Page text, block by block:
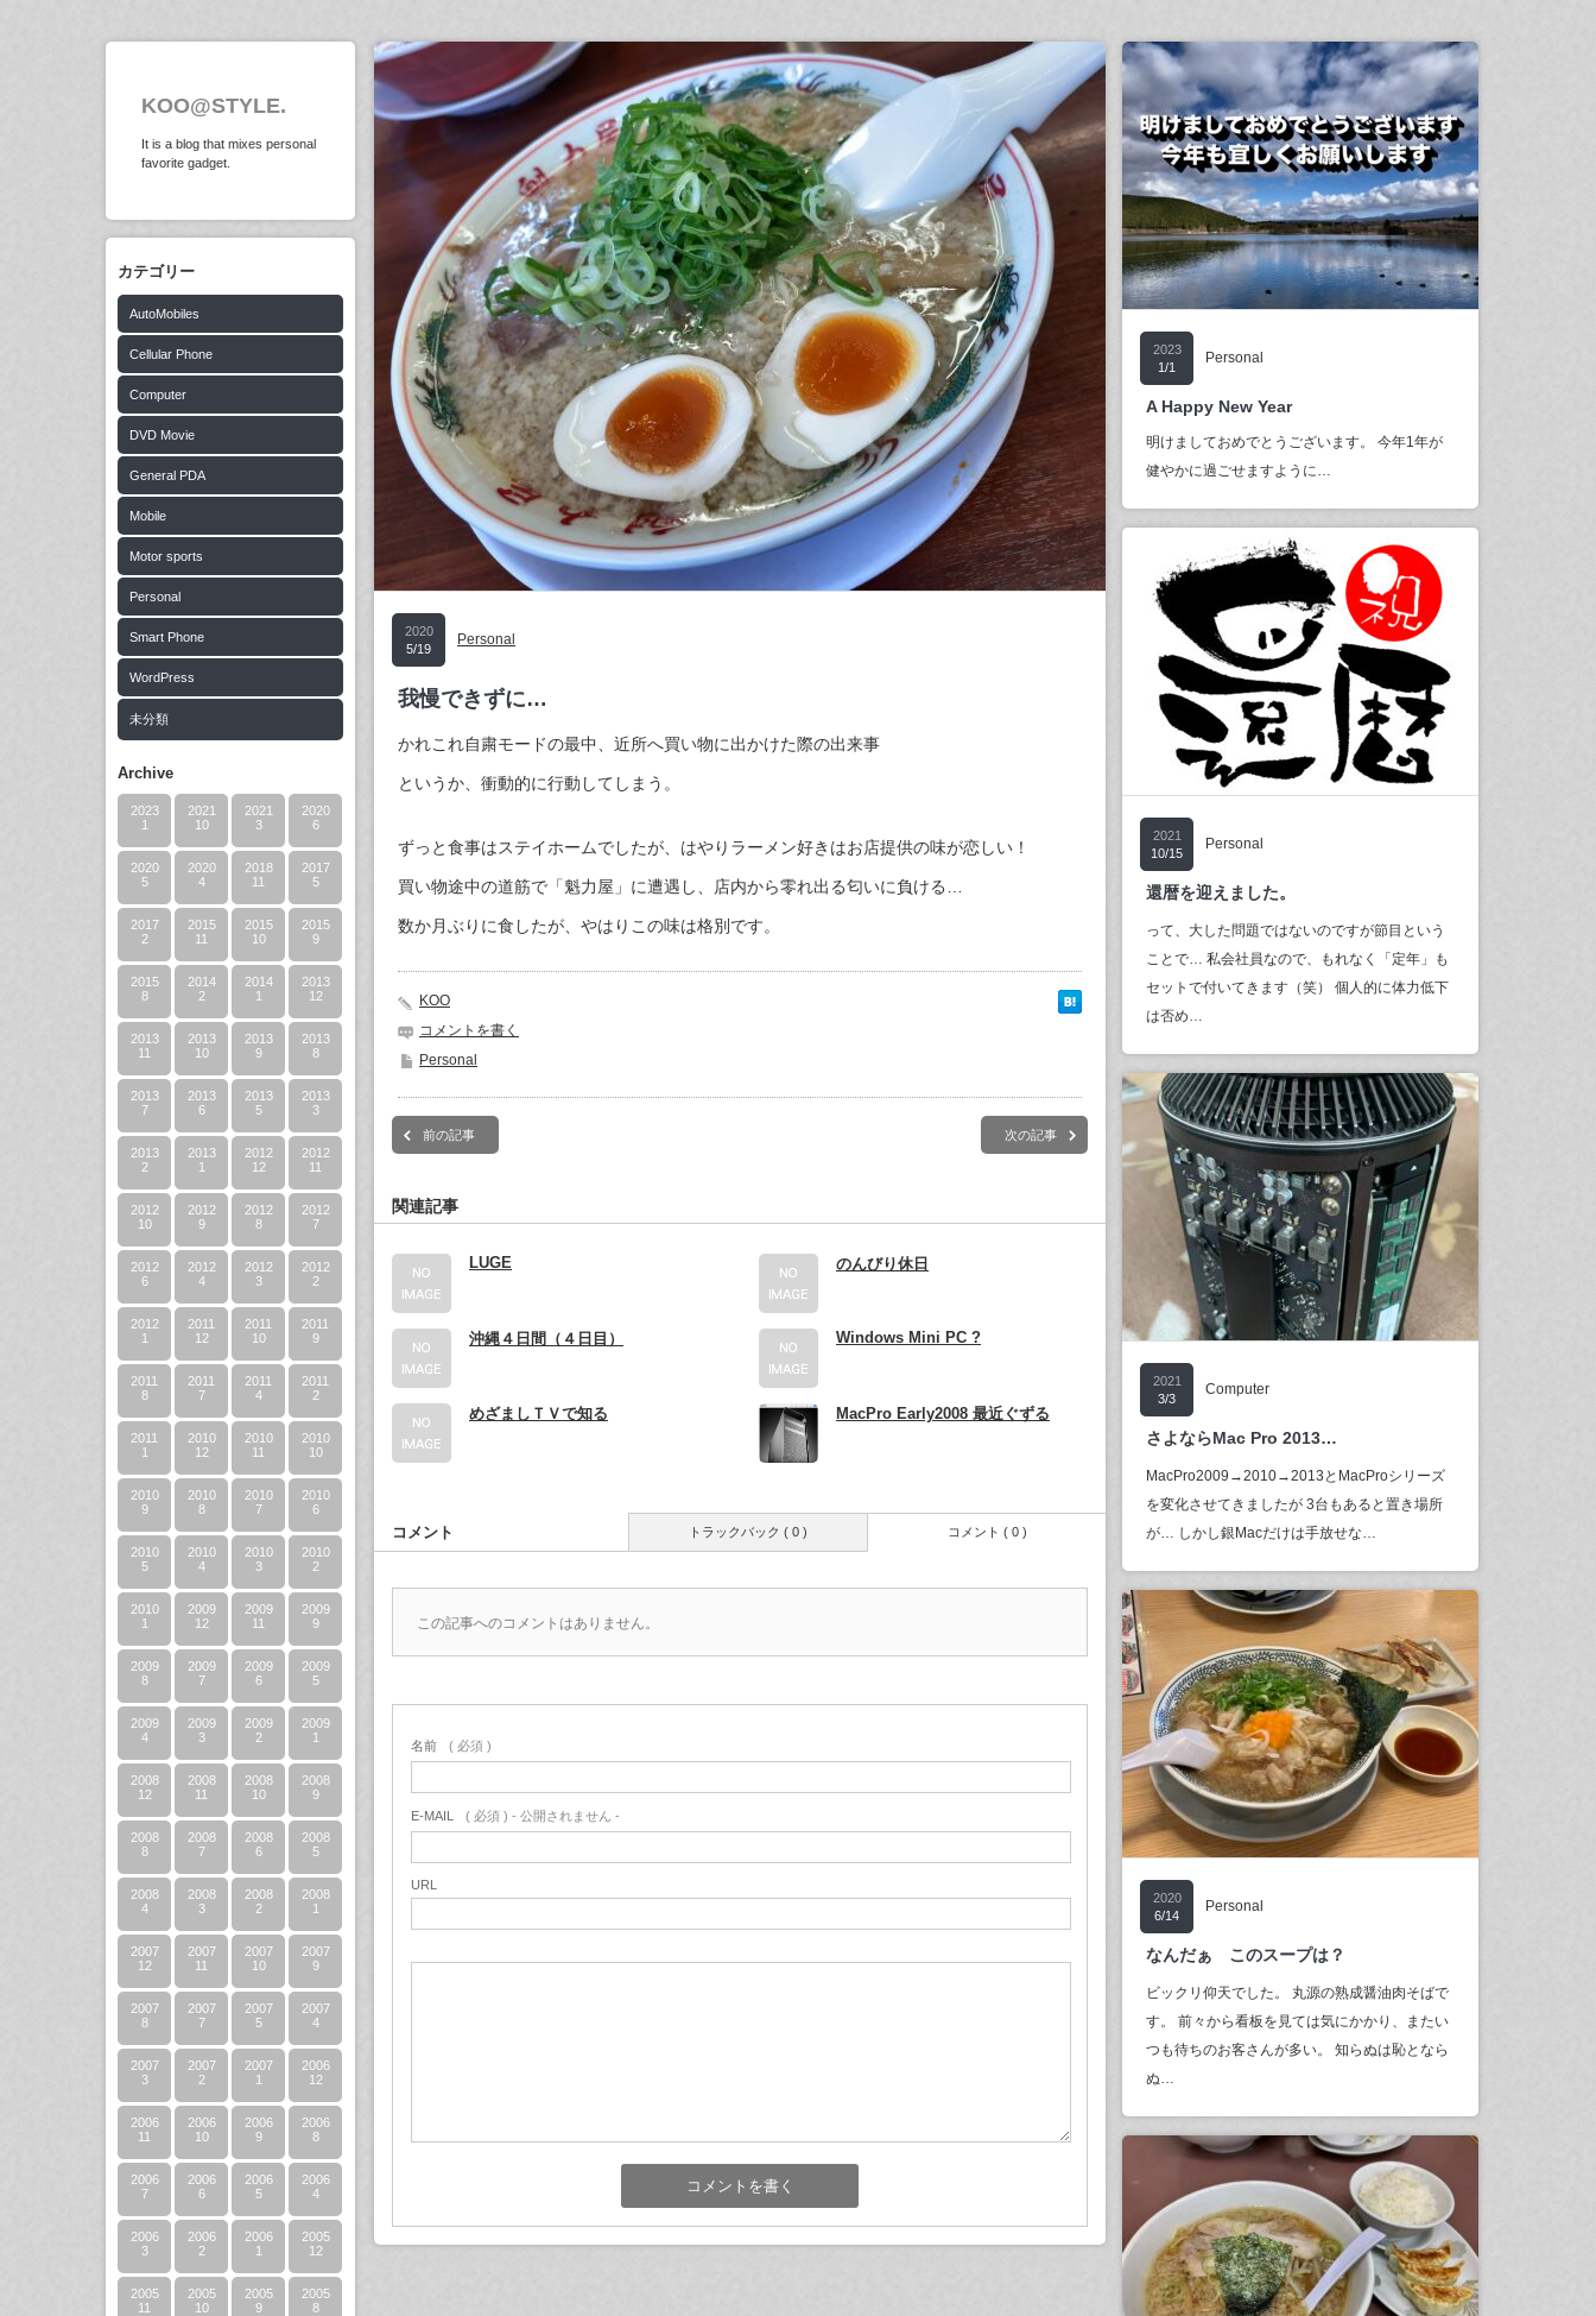
KOO@STYLE.
It is a blog that mixes personal
favorite gadget.
カテゴリー
AutoMobiles
Cellular Phone
Computer
DVD Movie
General PDA
Mobile
Motor sports
Personal
Smart Phone
WordPress
未分類
Archive
2023
1
2021
10
2021
3
2020
6
2020
5
2020
4
2018
11
2017
5
2017
2
2015
11
2015
10
2015
9
2015
8
2014
2
2014
1
2013
12
2013
11
2013
10
2013
9
2013
8
2013
7
2013
6
2013
5
2013
3
2013
2
2013
1
2012
12
2012
11
2012
10
2012
9
2012
8
2012
7
2012
6
2012
4
2012
3
2012
2
2012
1
2011
12
2011
10
2011
9
2011
8
2011
7
2011
4
2011
2
2011
1
2010
12
2010
11
2010
10
2010
9
2010
8
2010
7
2010
6
2010
5
2010
4
2010
3
2010
2
2010
1
2009
12
2009
11
2009
9
2009
8
2009
7
2009
6
2009
5
2009
4
2009
3
2009
2
2009
1
2008
12
2008
11
2008
10
2008
9
2008
8
2008
7
2008
6
2008
5
2008
4
2008
3
2008
2
2008
1
2007
12
2007
11
2007
10
2007
9
2007
8
2007
7
2007
5
2007
4
2007
3
2007
2
2007
1
2006
12
2006
11
2006
10
2006
9
2006
8
2006
7
2006
6
2006
5
2006
4
2006
3
2006
2
2006
1
2005
12
2005
11
2005
10
2005
9
2005
8
2020
5/19
Personal
我慢できずに…
かれこれ自粛モードの最中、近所へ買い物に出かけた際の出来事
というか、衝動的に行動してしまう。
ずっと食事はステイホームでしたが、はやりラーメン好きはお店提供の味が恋しい！
買い物途中の道筋で「魁力屋」に遭遇し、店内から零れ出る匂いに負ける…
数か月ぶりに食したが、やはりこの味は格別です。
KOO
コメントを書く
Personal
前の記事 次の記事
関連記事
LUGE のんびり休日
沖縄４日間（４日目） Windows Mini PC ?
めざましＴＶで知る MacPro Early2008 最近ぐずる
コメント トラックバック ( 0 ) コメント ( 0 )
この記事へのコメントはありません。
名前 ( 必須 )
E-MAIL ( 必須 ) - 公開されません -
URL
2023
1/1
Personal
A Happy New Year
明けましておめでとうございます。 今年1年が
健やかに過ごせますように…
2021
10/15
Personal
還暦を迎えました。
って、大した問題ではないのですが節目という
ことで… 私会社員なので、もれなく「定年」も
セットで付いてきます（笑） 個人的に体力低下
は否め…
2021
3/3
Computer
さよならMac Pro 2013…
MacPro2009→2010→2013とMacProシリーズ
を変化させてきましたが 3台もあると置き場所
が… しかし銀Macだけは手放せな…
2020
6/14
Personal
なんだぁ このスープは？
ビックリ仰天でした。 丸源の熟成醤油肉そばで
す。 前々から看板を見ては気にかかり、またい
つも待ちのお客さんが多い。 知らぬは恥となら
ぬ…